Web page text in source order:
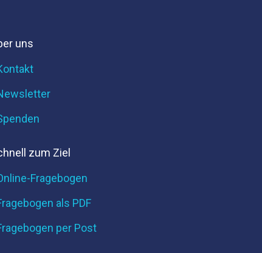
uns
zum Ziel
Fragebogen
als PDF
per Post